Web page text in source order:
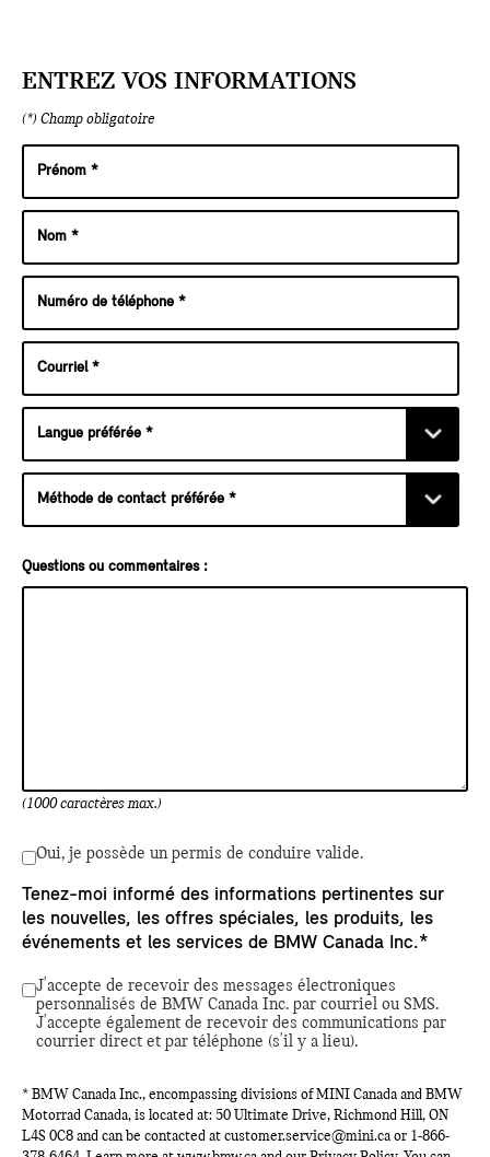
ENTREZ VOS INFORMATIONS
(*) Champ obligatoire
Questions ou commentaires :
(1000 caractères max.)
Oui, je possède un permis de conduire valide.
Tenez-moi informé des informations pertinentes sur
les nouvelles, les offres spéciales, les produits, les
événements et les services de BMW Canada Inc.*
J'accepte de recevoir des messages électroniques
personnalisés de BMW Canada Inc. par courriel ou SMS.
J'accepte également de recevoir des communications par
courrier direct et par téléphone (s'il y a lieu).
* BMW Canada Inc., encompassing divisions of MINI Canada and BMW
Motorrad Canada, is located at: 50 Ultimate Drive, Richmond Hill, ON
L4S 0C8 and can be contacted at customer.service@mini.ca or 1-866-